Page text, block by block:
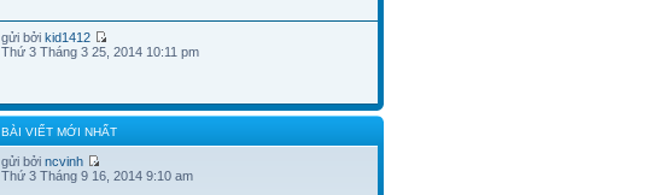
gửi bởikid1412
Thứ 3 Tháng 3 25, 2014 10:11 pm
BÀI VIẾT MỚI NHẤT
gửi bởincvinh
Thứ 3 Tháng 9 16, 2014 9:10 am